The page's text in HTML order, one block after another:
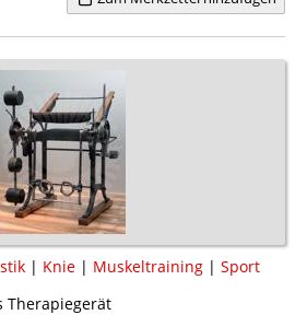
| Knie | Muskeltraining | Sport
Therapiegerät